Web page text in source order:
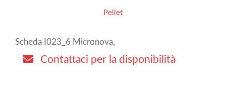
Pellet
Scheda I023_6 Micronova,
Contattaci per la disponibilità